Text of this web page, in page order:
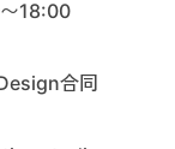
18:00
合同